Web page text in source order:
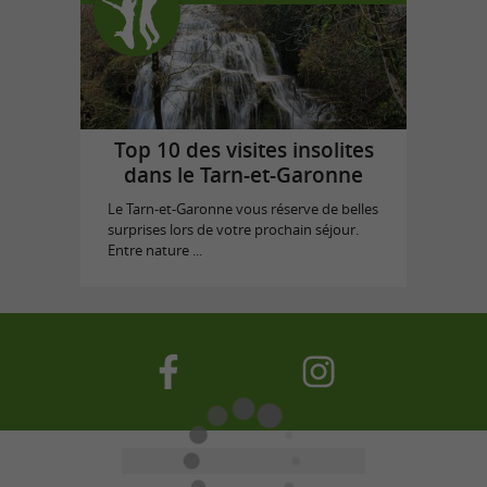
Top 10 des visites insolites
dans le Tarn-et-Garonne
Le Tarn-et-Garonne vous réserve de belles
surprises lors de votre prochain séjour.
Entre nature ...